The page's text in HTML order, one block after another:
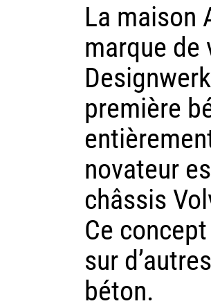
La maison
marque
première
novateur
châssis
Ce
sur
béton.